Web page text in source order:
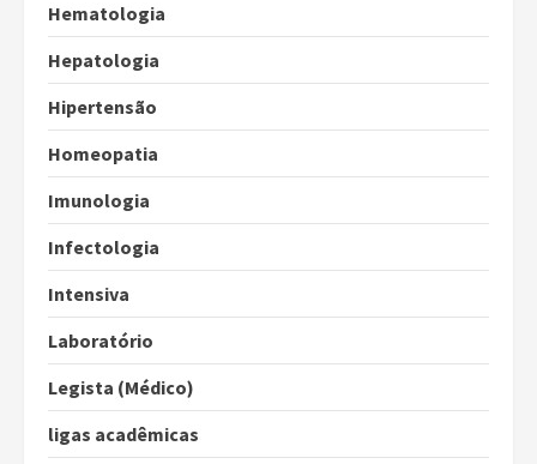
Hematologia
Hepatologia
Hipertensão
Homeopatia
Imunologia
Infectologia
Intensiva
Laboratório
Legista (Médico)
ligas acadêmicas